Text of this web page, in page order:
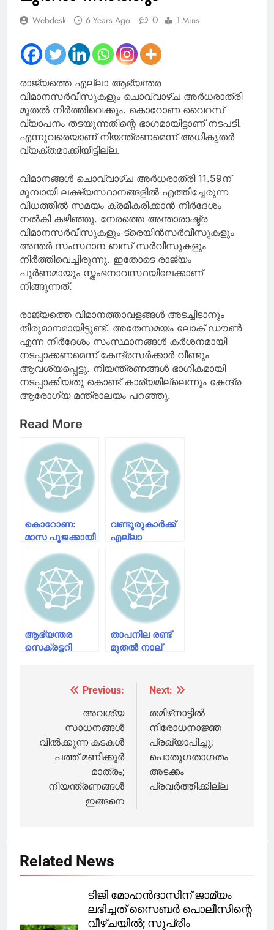
എത്തുക; NK
പ്രേമചന്ദ്രൻ എംപി
Webdesk 6 Years Ago 0 1 Mins
രാജ്യത്തെ എല്ലാ ആഭ്യന്തര
വിമാനസർവീസുകളും ചൊവ്വാഴ്ച അർധരാത്രി
മുതൽ നിർത്തിവെക്കും. കൊറോണ വൈറസ്
വ്യാപനം തടയുന്നതിന്റെ ഭാഗമായിട്ടാണ് നടപടി.
എന്നുവരെയാണ് നിയന്ത്രണമെന്ന് അധികൃതർ
വ്യക്തമാക്കിയിട്ടില്ല.
വിമാനങ്ങൾ ചൊവ്വാഴ്ച അർധരാത്രി 11.59ന്
മുമ്പായി ലക്ഷ്യസ്ഥാനങ്ങളിൽ എത്തിച്ചേരുന്ന
വിധത്തിൽ സമയം ക്രമീകരിക്കാൻ നിർദേശം
നൽകി കഴിഞ്ഞു. നേരത്തെ അന്താരാഷ്ട്ര
വിമാനസർവീസുകളും ട്രെയിൻസർവീസുകളും
അന്തർ സംസ്ഥാന ബസ് സർവീസുകളും
നിർത്തിവെച്ചിരുന്നു. ഇതോടെ രാജ്യം
പൂർണമായും സ്തംഭനാവസ്ഥയിലേക്കാണ്
നീങ്ങുന്നത്.
രാജ്യത്തെ വിമാനത്താവളങ്ങൾ അടച്ചിടാനും
തീരുമാനമായിട്ടുണ്ട്. അതേസമയം ലോക് ഡൗൺ
എന്ന നിർദേശം സംസ്ഥാനങ്ങൾ കർശനമായി
നടപ്പാക്കണമെന്ന് കേന്ദ്രസർക്കാർ വീണ്ടും
ആവശ്യപ്പെട്ടു. നിയന്ത്രണങ്ങൾ ഭാഗികമായി
നടപ്പാക്കിയതു കൊണ്ട് കാര്യമില്ലെന്നും കേന്ദ്ര
ആരോഗ്യ മന്ത്രാലയം പറഞ്ഞു.
Read More
കൊറോണ:
മാസ പൂജക്കായി
ശബരിമലയിൽ
എത്തരുതെന്ന്
ദേവസ്വം
ബോർഡ്
വണ്ടൂരുകാർക്ക്
എല്ലാ
സേവനങ്ങളും
ഉത്പന്നങ്ങളും
ഇനി
വീട്ടുപടിക്കൽ;
എന്റെ ഗ്രാം
ഡിജിറ്റൽ ഗ്രാമം
ആഭ്യന്തര
സെക്രട്ടറി
താപനില രണ്ട്
മുതൽ നാല്
ജനങ്ങൾക്ക്
അതോറിറ്റിയുടെ
ജാഗ്രത
നിർദ്ദേശം
navigation
Previous:
അവശ്യ
സാധനങ്ങൾ
വിൽക്കുന്ന കടകൾ
പത്ത് മണിക്കൂർ
മാത്രം;
നിയന്ത്രണങ്ങൾ
ഇങ്ങനെ
Next:
തമിഴ്‌നാട്ടിൽ
നിരോധനാജ്ഞ
പ്രഖ്യാപിച്ചു;
പൊതുഗതാഗതം
അടക്കം
പ്രവർത്തിക്കില്ല
Related News
ടിജി മോഹൻദാസിന് ജാമ്യം
ലഭിച്ചത് സൈബർ പൊലീസിന്റെ
വീഴ്ചയിൽ; സുപ്രീം